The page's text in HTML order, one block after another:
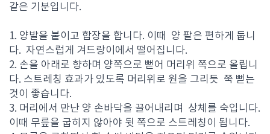
같은 기분입니다.
1. 양발을 붙이고 합장을 합니다. 이때 양 팔은 편하게 둡니
다. 자연스럽게 겨드랑이에서 떨어집니다.
2. 손을 아래로 향하며 양쪽으로 뻗어 머리위 쪽으로 올립니
다. 스트레칭 효과가 있도록 머리위로 원을 그리듯 쭉 뻗는
것이 좋습니다.
3. 머리에서 만난 양 손바닥을 끌어내리며 상체를 숙입니다.
이때 무릎을 굽히지 않아야 뒷 쪽으로 스트레칭이 됩니다.